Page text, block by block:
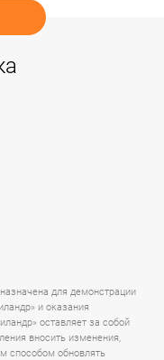
для демонстрации
и оказания
оставляет за собой
вносить изменения,
способом обновлять